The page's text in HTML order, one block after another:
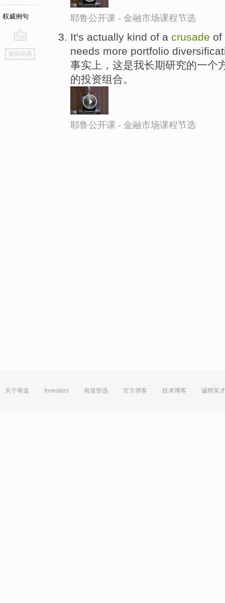
权威例句
go
top
返回词典
耶鲁公开课 - 金融市场课程节选
It's actually kind of a crusade of
needs more portfolio
事实上，这是我长期研究的一个
的投资组合。
耶鲁公开课 - 金融市场课程节选
关于有道 Investors 有道智选 官方博客 技术博客 诚聘英才